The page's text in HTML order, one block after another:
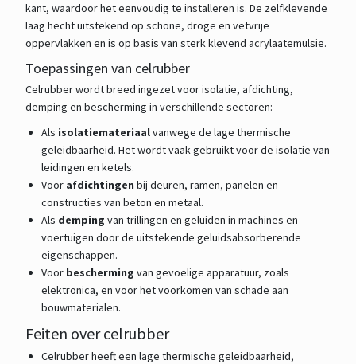
kant, waardoor het eenvoudig te installeren is. De zelfklevende
laag hecht uitstekend op schone, droge en vetvrije
oppervlakken en is op basis van sterk klevend acrylaatemulsie.
Toepassingen van celrubber
Celrubber wordt breed ingezet voor isolatie, afdichting,
demping en bescherming in verschillende sectoren:
Als isolatiemateriaalvanwege de lage thermische
geleidbaarheid. Het wordt vaak gebruikt voor de isolatie van
leidingen en ketels.
Voor afdichtingen bij deuren, ramen, panelen en
constructies van beton en metaal.
Als demping van trillingen en geluiden in machines en
voertuigen door de uitstekende geluidsabsorberende
eigenschappen.
Voor bescherming van gevoelige apparatuur, zoals
elektronica, en voor het voorkomen van schade aan
bouwmaterialen.
Feiten over celrubber
Celrubber heeft een lage thermische geleidbaarheid,